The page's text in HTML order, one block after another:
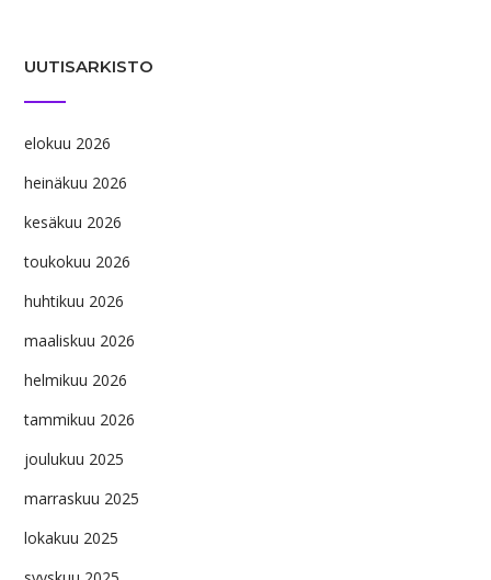
UUTISARKISTO
elokuu 2026
heinäkuu 2026
kesäkuu 2026
toukokuu 2026
huhtikuu 2026
maaliskuu 2026
helmikuu 2026
tammikuu 2026
joulukuu 2025
marraskuu 2025
lokakuu 2025